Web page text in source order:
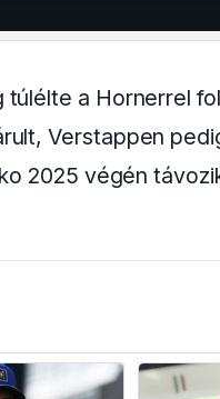
túlélte a Hornerrel
Verstappen
2025 végén